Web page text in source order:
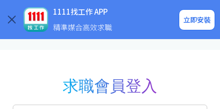
1111找工作 APP
精準媒合高效求職
立即安裝
企業求才
求職會員登入